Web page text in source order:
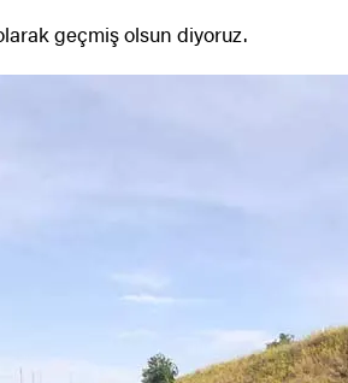
geçmiş olsun diyoruz.